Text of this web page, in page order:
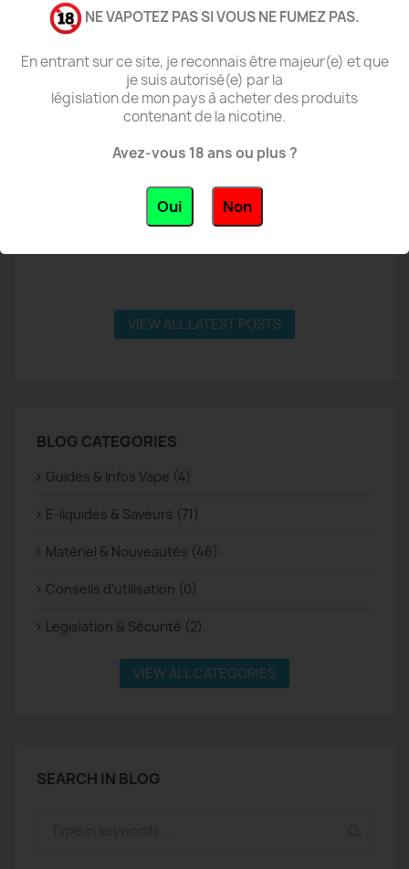
Exotix Edition by Drifter
Drifter Exotic Edition 100 ml : des e-liquides fruités,
frais et généreux La gamme Drifter Exotic Edition 100
En savoir plus
VIEW ALL LATEST POSTS
BLOG CATEGORIES
Guides & Infos Vape (4)
E-liquides & Saveurs (71)
Matériel & Nouveautés (46)
Conseils d’utilisation (0)
Législation & Sécurité (2)
VIEW ALL CATEGORIES
SEARCH IN BLOG
NE VAPOTEZ PAS SI VOUS NE FUMEZ PAS.
En entrant sur ce site, je reconnais être majeur(e) et que
je suis autorisé(e) par la
législation de mon pays à acheter des produits
contenant de la nicotine.
Avez-vous 18 ans ou plus ?
Oui Non